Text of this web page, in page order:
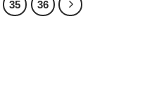
35 36